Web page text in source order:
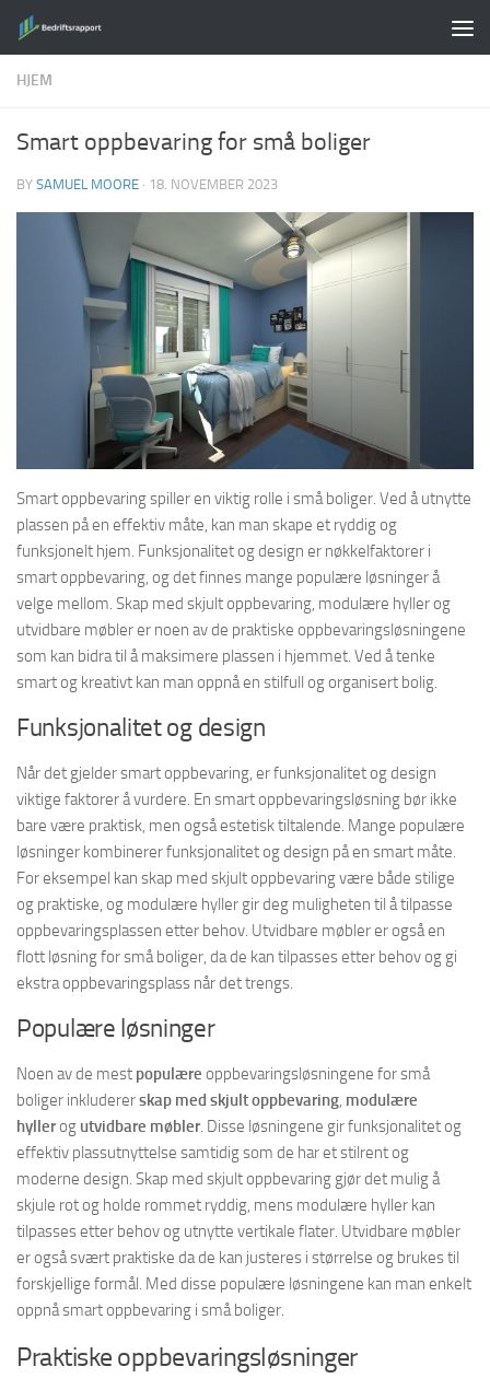
Skip to content
HJEM
Smart oppbevaring for små boliger
BY SAMUEL MOORE · 18. NOVEMBER 2023
Smart oppbevaring spiller en viktig rolle i små boliger. Ved å utnytte
plassen på en effektiv måte, kan man skape et ryddig og
funksjonelt hjem. Funksjonalitet og design er nøkkelfaktorer i
smart oppbevaring, og det finnes mange populære løsninger å
velge mellom. Skap med skjult oppbevaring, modulære hyller og
utvidbare møbler er noen av de praktiske oppbevaringsløsningene
som kan bidra til å maksimere plassen i hjemmet. Ved å tenke
smart og kreativt kan man oppnå en stilfull og organisert bolig.
Funksjonalitet og design
Når det gjelder smart oppbevaring, er funksjonalitet og design
viktige faktorer å vurdere. En smart oppbevaringsløsning bør ikke
bare være praktisk, men også estetisk tiltalende. Mange populære
løsninger kombinerer funksjonalitet og design på en smart måte.
For eksempel kan skap med skjult oppbevaring være både stilige
og praktiske, og modulære hyller gir deg muligheten til å tilpasse
oppbevaringsplassen etter behov. Utvidbare møbler er også en
flott løsning for små boliger, da de kan tilpasses etter behov og gi
ekstra oppbevaringsplass når det trengs.
Populære løsninger
Noen av de mest populære oppbevaringsløsningene for små
boliger inkludererskap med skjult oppbevaring, modulære
hyllerog utvidbare møbler. Disse løsningene gir funksjonalitet og
effektiv plassutnyttelse samtidig som de har et stilrent og
moderne design. Skap med skjult oppbevaring gjør det mulig å
skjule rot og holde rommet ryddig, mens modulære hyller kan
tilpasses etter behov og utnytte vertikale flater. Utvidbare møbler
er også svært praktiske da de kan justeres i størrelse og brukes til
forskjellige formål. Med disse populære løsningene kan man enkelt
oppnå smart oppbevaring i små boliger.
Praktiske oppbevaringsløsninger